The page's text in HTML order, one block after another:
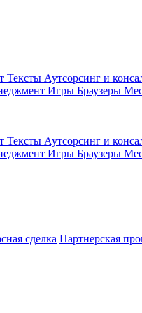
Тексты Аутсорсинг и
Игры Браузеры
Тексты Аутсорсинг и
Игры Браузеры
сделка Партнерская